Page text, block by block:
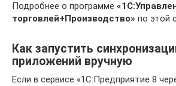
Подробнее о программе
торговлей+Производство» по этой
Как запустить
приложений вручную
Если в сервисе «1С:Предприятие 8